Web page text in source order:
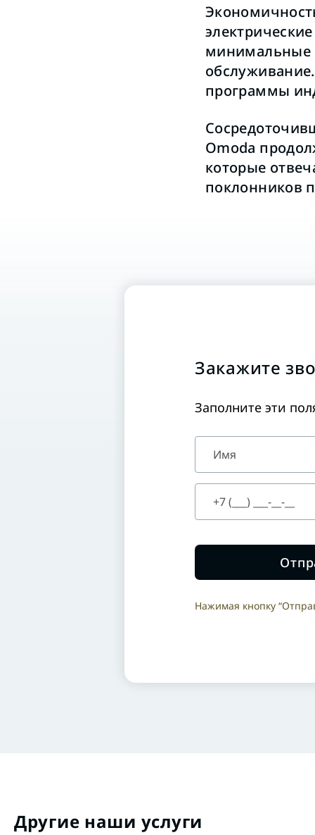
минимальные
программы
Omoda
которые
поклонников
Закажите
Заполните эти
Нажимая кнопку
Другие наши услуги